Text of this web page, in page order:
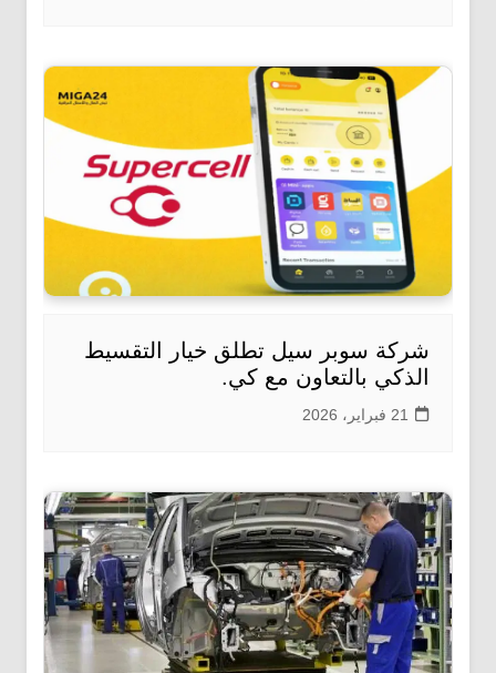
شركة سوبر سيل تطلق خيار التقسيط
الذكي بالتعاون مع كي.
21 فبراير، 2026